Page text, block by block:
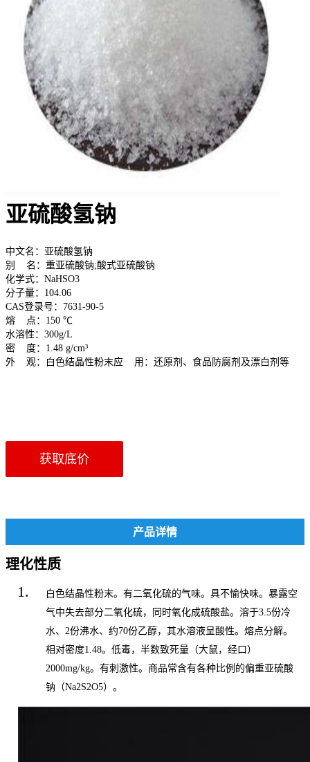
亚硫酸氢钠
中文名： 亚硫酸氢钠
别 名： 重亚硫酸钠;酸式亚硫酸钠
化学式： NaHSO3
分子量： 104.06
CAS登录号： 7631-90-5
熔 点： 150 ℃
水溶性： 300g/L
密 度： 1.48 g/cm³
外 观：
白色结晶性粉末应 用： 还原剂、食品防腐剂及漂白剂等
获取底价
产品详情
理化性质
白色结晶性粉末。有二氧化硫的气味。具不愉快味。暴露空
气中失去部分二氧化硫，同时氧化成硫酸盐。溶于3.5份冷
水、2份沸水、约70份乙醇，其水溶液呈酸性。熔点分解。
相对密度1.48。低毒，半数致死量（大鼠，经口）
2000mg/kg。有刺激性。商品常含有各种比例的偏重亚硫酸
钠 （Na2S2O5）。